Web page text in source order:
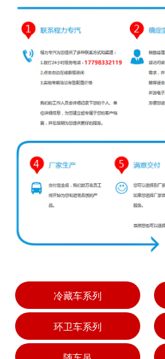
冷藏车系列
环卫车系列